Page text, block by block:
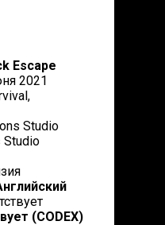
Escape
2021
Studio
Studio
(CODEX)